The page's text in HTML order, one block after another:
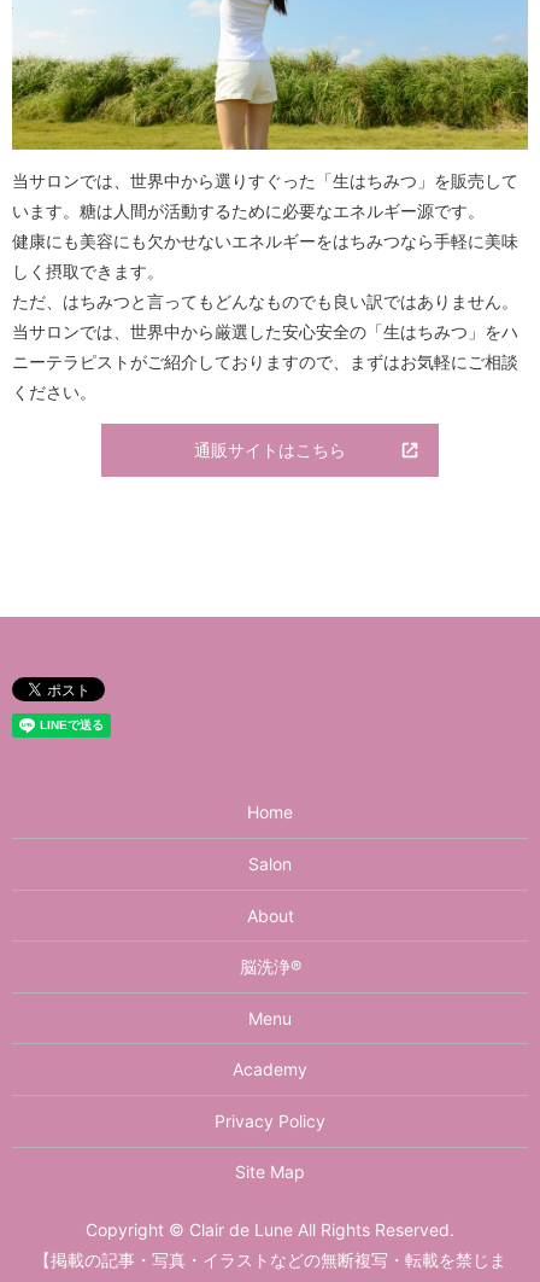
当サロンでは、世界中から選りすぐった「生はちみつ」を販売して
います。糖は人間が活動するために必要なエネルギー源です。
健康にも美容にも欠かせないエネルギーをはちみつなら手軽に美味
しく摂取できます。
ただ、はちみつと言ってもどんなものでも良い訳ではありません。
当サロンでは、世界中から厳選した安心安全の「生はちみつ」をハ
ニーテラピストがご紹介しておりますので、まずはお気軽にご相談
ください。
通販サイトはこちら
Home
Salon
About
脳洗浄®︎
Menu
Academy
Privacy Policy
Site Map
Copyright © Clair de Lune All Rights Reserved.
【掲載の記事・写真・イラストなどの無断複写・転載を禁じま